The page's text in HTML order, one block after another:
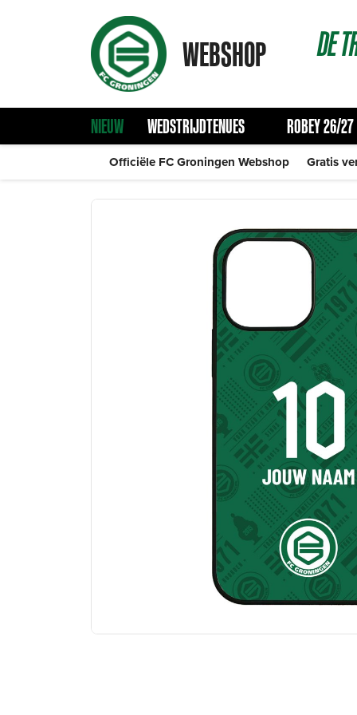
WEBSHOP DE
NIEUW WEDSTRIJDTENUES ROBEY 26/27
Officiële FC Groningen Webshop Gratis